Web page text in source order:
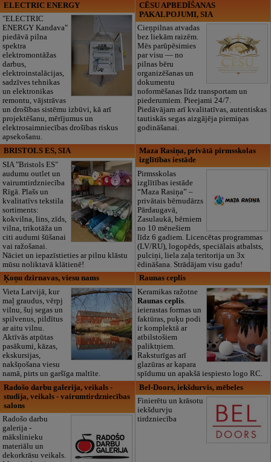
ELECTRIC ENERGY
"ELECTRIC
ENERGY Kandava"
piedāvā pilna
spektra
elektromontāžas
darbus,
elektroinstalācijas,
sadzīves tehnikas
un elektronikas
remontu, vājstrāvas
un drošības sistēmu izbūvi, kā arī
projektēšanu, mērījumus un
elektrosaimniecības drošības riskus
apsekošanu.
CĒSU APBEDĪŠANAS
PAKALPOJUMI, SIA
Cieņpilnas atvadas
bez liekām raizēm.
Mēs parūpēsimies
par visu — no
pilnas bēru
organizēšanas un
dokumentu
noformēšanas līdz transportam un
piederumiem. Pieejami 24/7.
Piedāvājam arī kvalitatīvas, autentiskas
tautiskās segas aizgājēja piemiņas
godināšanai.
BRISTOLS ES, SIA
SIA "Bristols ES"
audumu outlet un
vairumtirdzniecība
Rīgā. Plašs un
kvalitatīvs tekstila
sortiments:
kokvilna, lins, zīds,
vilna, trikotāža un
citi audumi šūšanai
vai ražošanai.
Nāciet un iepazīstieties ar pilnu klāstu
mūsu noliktavā klātienē!
Maza Rasiņa, privātā pirmsskolas
izglītības iestāde
Pirmsskolas
izglītības iestāde
“Maza Rasiņa” –
privātais bērnudārzs
Pārdaugavā,
Zasulaukā, bērniem
no 10 mēnešiem
līdz 6 gadiem. Licencētas programmas
(LV/RU), logopēds, speciālais atbalsts,
pulciņi, liela zaļa teritorija un 3x
ēdināšana. Strādājam visu gadu!
Ķoņu dzirnavas, viesu nams
Vieta Latvijā, kur
maļ graudus, vērpj
vilnu, šuj segas un
spilvenus, pildītus
ar aitu vilnu.
Aktīvās atpūtas
pasākumi, kāzas,
ekskursijas,
nakšņošana viesu
namā, pirts un garšīga maltīte.
Raunas ceplis
Keramikas ražotne
Raunas ceplis.
ieierastas formas un
faktūras, puķu podi
ir komplektā ar
atbilstošiem
paliktņiem.
Raksturīgas arī
glazūras ar kapara
spīdumu un apakšā iespiesto logo RC.
Radošo darbu galerija, veikals -
studija, veikals - vairumtirdzniecības
salons
Radošo darbu
galerija -
mākslinieku
materiālu un
dekorkrāsu veikals.
Bel-Doors, iekšdurvis, mēbeles
Finierētu un krāsotu
iekšdurvju
tirdzniecība